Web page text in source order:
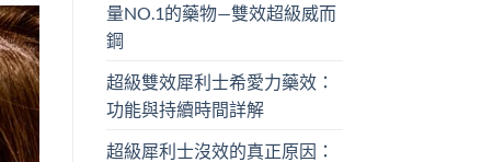
量NO.1的藥物—雙效超級威而
鋼
超級雙效犀利士希愛力藥效：
功能與持續時間詳解
超級犀利士沒效的真正原因：